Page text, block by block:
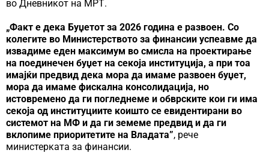
во Дневникот на МРТ.
„Факт е дека Буџетот за 2026 година е развоен. Со
колегите во Министерството за финансии успеавме да
извадиме еден максимум во смисла на проектирање
на поединечен буџет на секоја институција, а при тоа
имајќи предвид дека мора да имаме развоен буџет,
мора да имаме фискална консолидација, но
истовремено да ги погледнеме и обврските кои ги има
секоја од институциите коишто се евидентирани во
системот на МФ и да ги земеме предвид и да ги
вклопиме приоритетите на Владата”, рече
министерката за финансии.